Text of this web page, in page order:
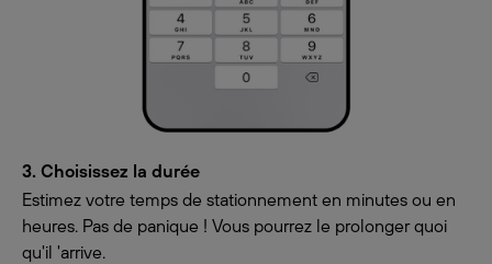
3. Choisissez la durée
Estimez votre temps de stationnement en minutes ou en
heures. Pas de panique ! Vous pourrez le prolonger quoi
qu'il 'arrive.